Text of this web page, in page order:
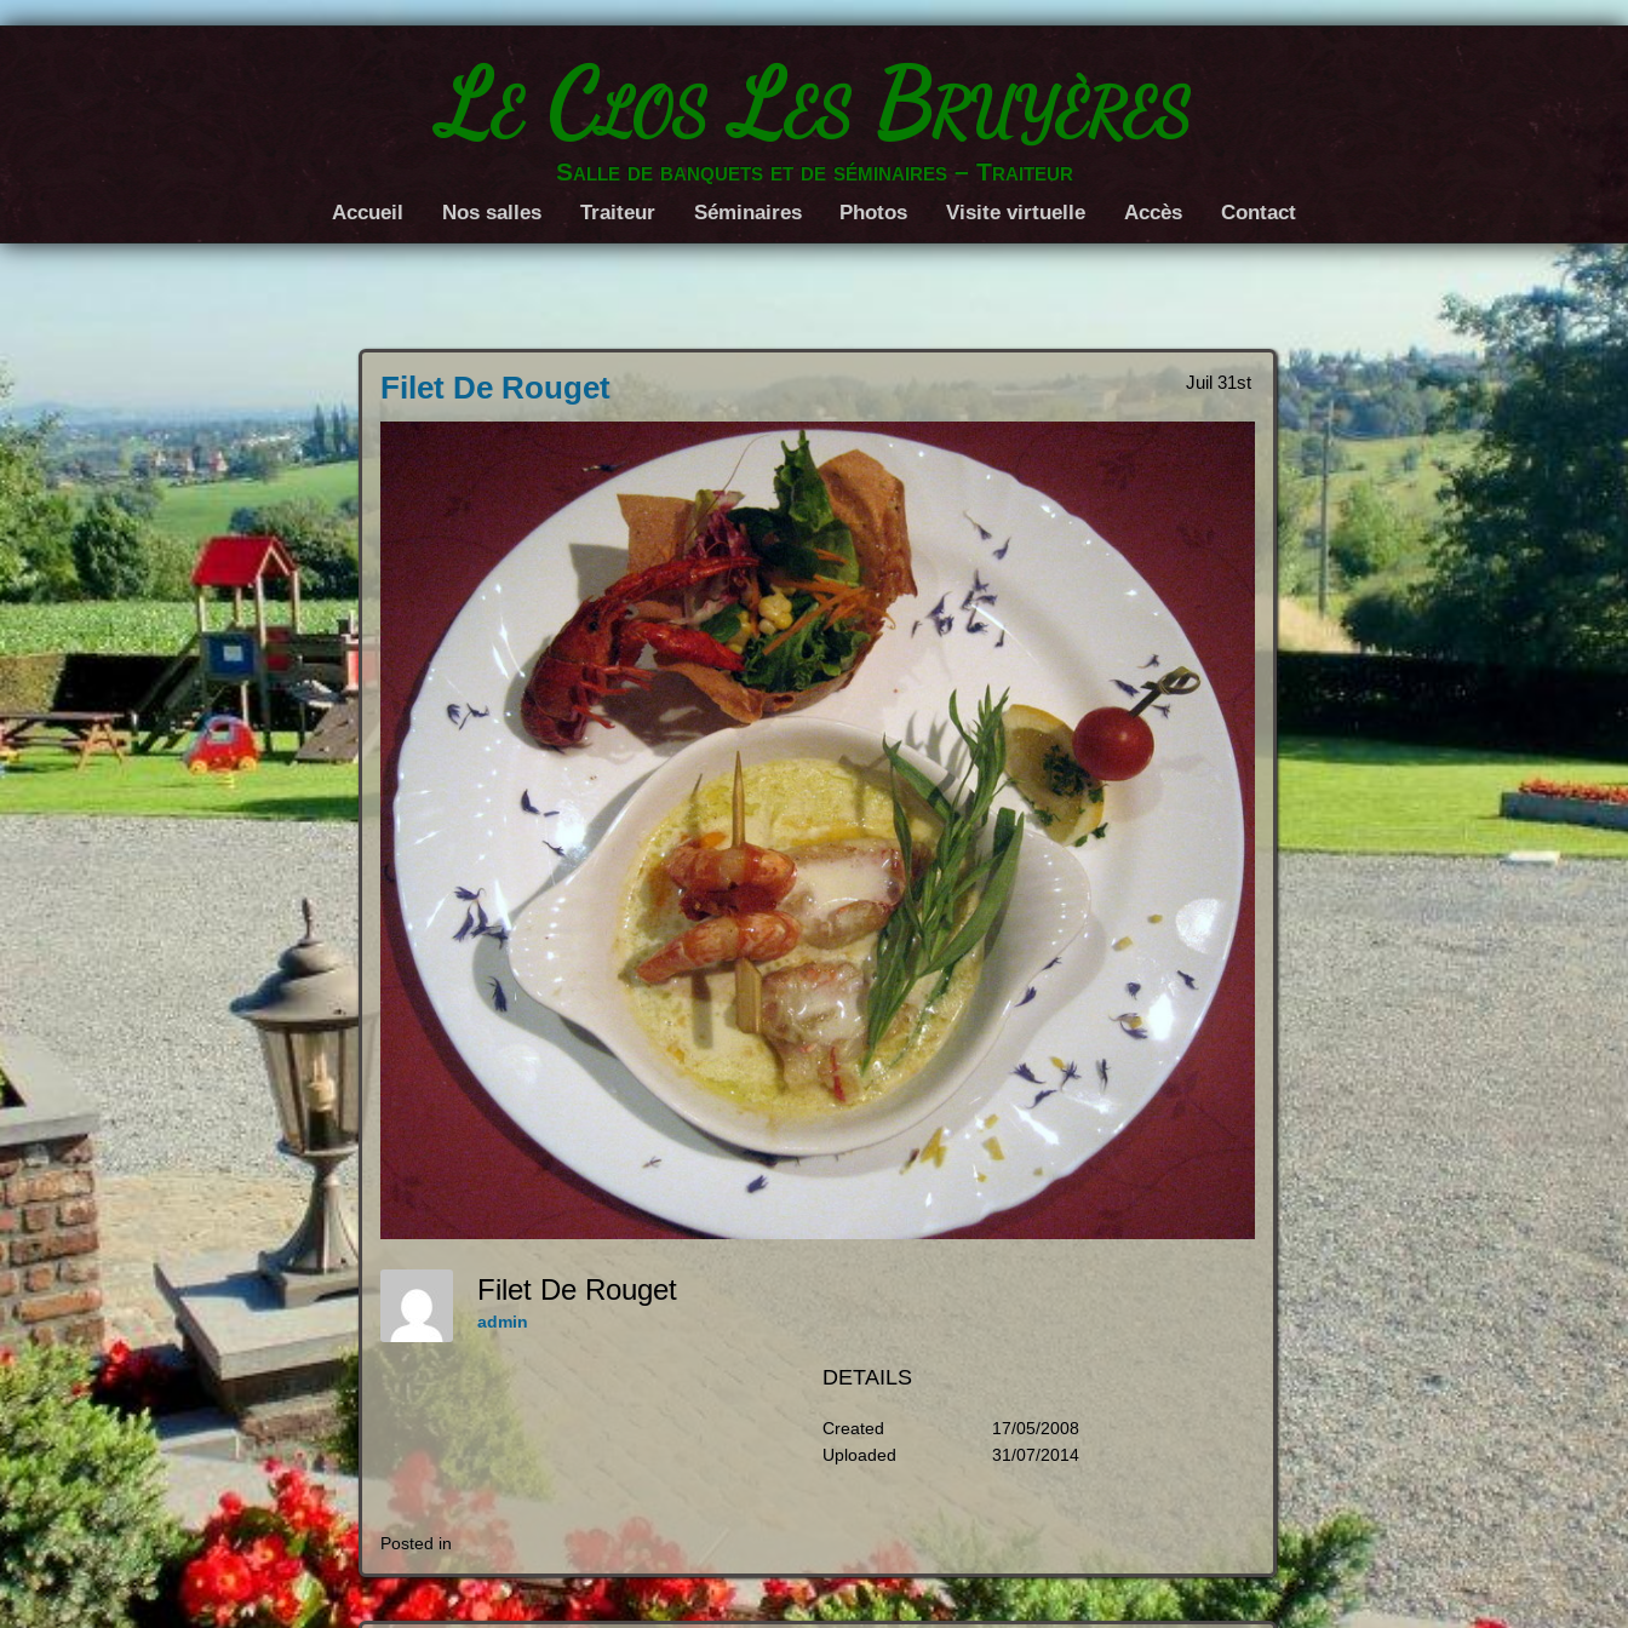
Le Clos Les Bruyères
Salle de banquets et de séminaires – Traiteur
Accueil Nos salles Traiteur Séminaires Photos Visite virtuelle Accès Contact
Juil 31st
Filet De Rouget
Filet De Rouget
admin
DETAILS
Created
17/05/2008
Uploaded
31/07/2014
Posted in